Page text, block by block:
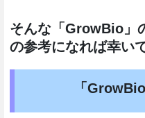
そんな「GrowBio」
の参考になれば幸い
「